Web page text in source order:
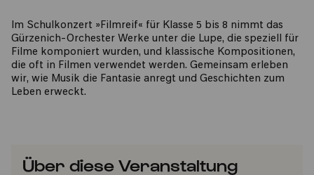
Im Schulkonzert »Filmreif« für Klasse 5 bis 8 nimmt das
Gürzenich-Orchester Werke unter die Lupe, die speziell für
Filme komponiert wurden, und klassische Kompositionen,
die oft in Filmen verwendet werden. Gemeinsam erleben
wir, wie Musik die Fantasie anregt und Geschichten zum
Leben erweckt.
Über diese Veranstaltung